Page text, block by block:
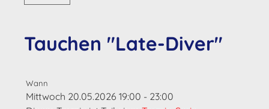
Tauchen "Late-Diver"
Wann
Mittwoch 20.05.2026 19:00 - 23:00